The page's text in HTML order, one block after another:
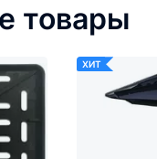
товары
ХИТ